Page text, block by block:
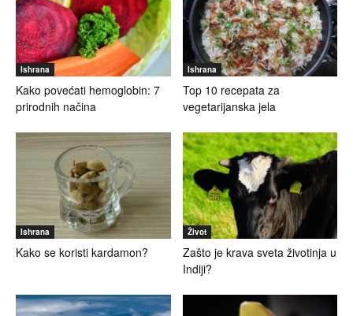
Ishrana
Kako povećati hemoglobin: 7
prirodnih načina
Ishrana
Top 10 recepata za
vegetarijanska jela
Ishrana
Kako se koristi kardamon?
Život
Zašto je krava sveta životinja u
Indiji?